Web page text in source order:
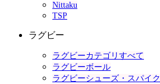
Nittaku
TSP
ラグビー
ラグビーカテゴリすべて
ラグビーボール
ラグビーシューズ・スパイク